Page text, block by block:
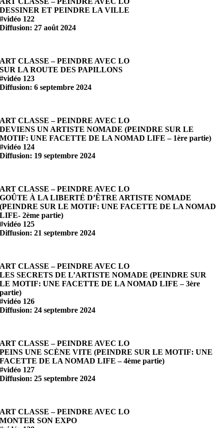
DESSINER ET PEINDRE LA VILLE
#vidéo 122
Diffusion: 27 août 2024
ART CLASSE – PEINDRE AVEC LO
SUR LA ROUTE DES PAPILLONS
#vidéo 123
Diffusion: 6 septembre 2024
ART CLASSE – PEINDRE AVEC LO
DEVIENS UN ARTISTE NOMADE (PEINDRE SUR LE
MOTIF: UNE FACETTE DE LA NOMAD LIFE – 1ère partie)
#vidéo 124
Diffusion: 19 septembre 2024
ART CLASSE – PEINDRE AVEC LO
GOÛTE À LA LIBERTÉ D’ÊTRE ARTISTE NOMADE
(PEINDRE SUR LE MOTIF: UNE FACETTE DE LA NOMAD
LIFE- 2ème partie)
#vidéo 125
Diffusion: 21 septembre 2024
ART CLASSE – PEINDRE AVEC LO
LES SECRETS DE L’ARTISTE NOMADE (PEINDRE SUR
LE MOTIF: UNE FACETTE DE LA NOMAD LIFE – 3ère
partie)
#vidéo 126
Diffusion: 24 septembre 2024
ART CLASSE – PEINDRE AVEC LO
PEINS UNE SCÈNE VITE (PEINDRE SUR LE MOTIF: UNE
FACETTE DE LA NOMAD LIFE – 4ème partie)
#vidéo 127
Diffusion: 25 septembre 2024
ART CLASSE – PEINDRE AVEC LO
MONTER SON EXPO